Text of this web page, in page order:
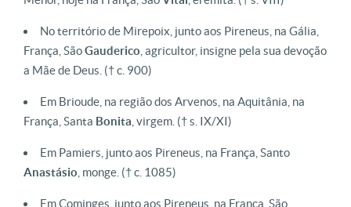
No território de Mirepoix, junto aos Pireneus, na Gália,
França, SãoGauderico , agricultor, insigne pela sua devoção
a Mãe de Deus. († c. 900)
Em Brioude, na região dos Arvenos, na Aquitânia, na
França, Santa Bonita , virgem. († s. IX/XI)
Em Pamiers, junto aos Pireneus, na França, Santo
Anastásio , monge. († c. 1085)
Em Cominges, junto aos Pireneus, na França, São